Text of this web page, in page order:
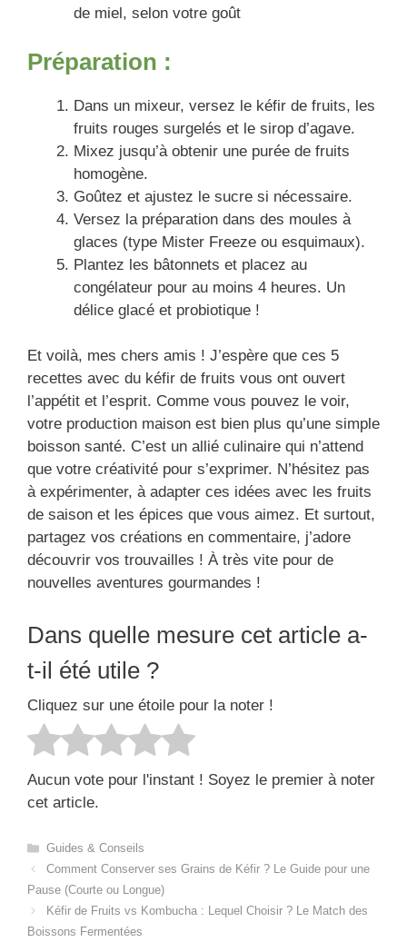
de miel, selon votre goût
Préparation :
Dans un mixeur, versez le kéfir de fruits, les
fruits rouges surgelés et le sirop d’agave.
Mixez jusqu’à obtenir une purée de fruits
homogène.
Goûtez et ajustez le sucre si nécessaire.
Versez la préparation dans des moules à
glaces (type Mister Freeze ou esquimaux).
Plantez les bâtonnets et placez au
congélateur pour au moins 4 heures. Un
délice glacé et probiotique !
Et voilà, mes chers amis ! J’espère que ces 5
recettes avec du kéfir de fruits vous ont ouvert
l’appétit et l’esprit. Comme vous pouvez le voir,
votre production maison est bien plus qu’une simple
boisson santé. C’est un allié culinaire qui n’attend
que votre créativité pour s’exprimer. N’hésitez pas
à expérimenter, à adapter ces idées avec les fruits
de saison et les épices que vous aimez. Et surtout,
partagez vos créations en commentaire, j’adore
découvrir vos trouvailles ! À très vite pour de
nouvelles aventures gourmandes !
Dans quelle mesure cet article a-
t-il été utile ?
Cliquez sur une étoile pour la noter !
Aucun vote pour l'instant ! Soyez le premier à noter
cet article.
Catégories
Guides & Conseils
Comment Conserver ses Grains de Kéfir ? Le Guide pour une
Pause (Courte ou Longue)
Kéfir de Fruits vs Kombucha : Lequel Choisir ? Le Match des
Boissons Fermentées